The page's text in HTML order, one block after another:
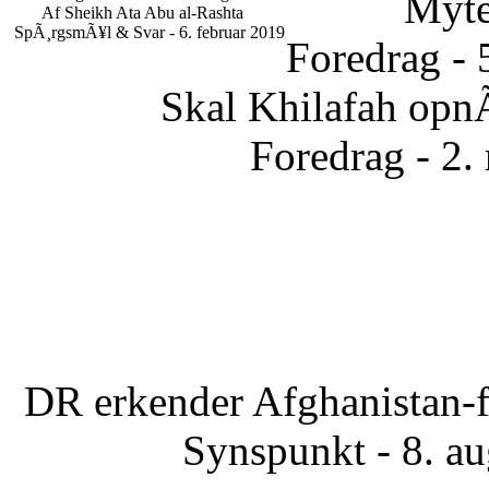
Af Sheikh Ata Abu al-Rashta
SpÃ¸rgsmÃ¥l & Svar - 6. februar 2019
Foredrag -
Skal Khilafah
Foredrag - 2.
DR erkender
Synspunkt - 8.